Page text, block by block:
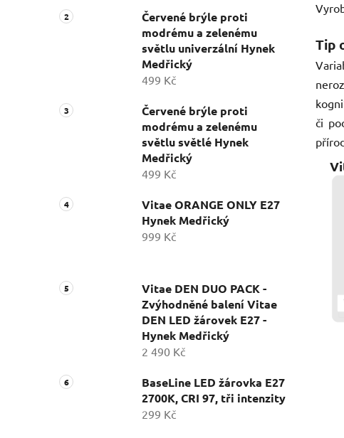
Červené brýle proti
modrému a zelenému
světlu univerzální Hynek
Medřický
499 Kč
Červené brýle proti
modrému a zelenému
světlu světlé Hynek
Medřický
499 Kč
Vitae ORANGE ONLY E27
Hynek Medřický
999 Kč
Vitae DEN DUO PACK -
Zvýhodněné balení Vitae
DEN LED žárovek E27 -
Hynek Medřický
2 490 Kč
BaseLine LED žárovka E27
2700K, CRI 97, tři intenzity
299 Kč
Tip
či